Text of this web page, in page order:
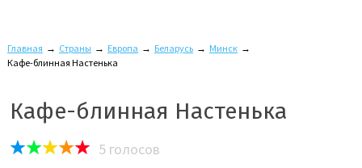
Главная → Страны → Европа → Беларусь → Минск →
Кафе-блинная Настенька
Кафе-блинная Настенька
5 голосов